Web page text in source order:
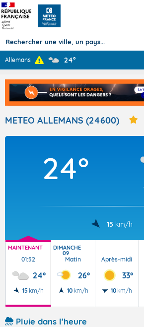
Prévisions
TOUS LES RÉSULTATS
Articles
Allemans 24°
METEO ALLEMANS (24600)
24°
15 km/h
MAINTENANT
01:52
24°
15 km/h
DIMANCHE
09
Matin
26°
10 km/h
Après-midi
33°
10 km/h
Pluie dans l'heure